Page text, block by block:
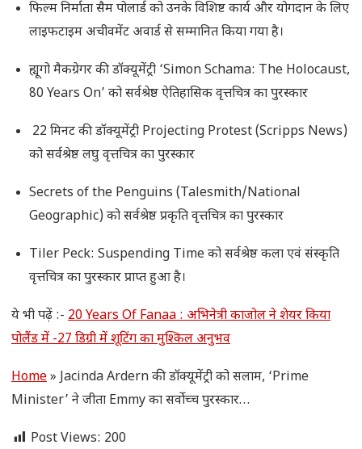
फिल्म निर्माता सैम पोलार्ड को उनके विशिष्ट कार्य और योगदान के लिए
लाइफटाइम अचीवमेंट अवार्ड से सम्मानित किया गया है।
ह्यूगो मैकग्रेगर की डॉक्यूमेंट्री ‘Simon Schama: The Holocaust,
80 Years On’ को सर्वश्रेष्ठ ऐतिहासिक वृत्तचित्र का पुरस्कार
22 मिनट की डॉक्यूमेंट्री Projecting Protest (Scripps News)
को सर्वश्रेष्ठ लघु वृत्तचित्र का पुरस्कार
Secrets of the Penguins (Talesmith/National
Geographic) को सर्वश्रेष्ठ प्रकृति वृत्तचित्र का पुरस्कार
Tiler Peck: Suspending Time को सर्वश्रेष्ठ कला एवं संस्कृति
वृत्तचित्र का पुरस्कार प्राप्त हुआ है।
ये भी पढ़ें :- 20 Years Of Fanaa : अभिनेत्री काजोल ने शेयर किया
पोलैंड में -27 डिग्री में शूटिंग का मुश्किल अनुभव
Home»Jacinda Ardern की डॉक्यूमेंट्री को सलाम, ‘Prime
Minister’ ने जीता Emmy का सर्वोच्च पुरस्कार…
Post Views: 200